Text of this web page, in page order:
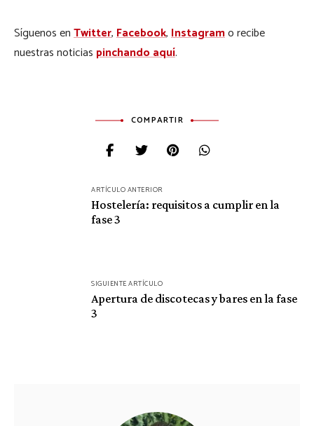
Síguenos enTwitter,Facebook,Instagramo recibe
nuestras noticias pinchando aquí.
COMPARTIR
ARTÍCULO ANTERIOR
Hostelería: requisitos a cumplir en la
fase 3
SIGUIENTE ARTÍCULO
Apertura de discotecas y bares en la fase
3